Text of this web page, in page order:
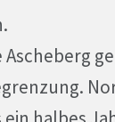
Ascheberg